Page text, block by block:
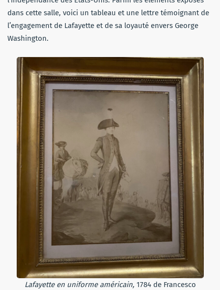
dans cette salle, voici un tableau et une lettre témoignant de
l’engagement de Lafayette et de sa loyauté envers George
Washington.
Lafayette en uniforme américain, 1784 de Francesco